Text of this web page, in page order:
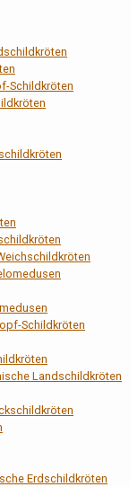
Schildkröten
Schildkröten
Landschildkröten
Erdschildkröten